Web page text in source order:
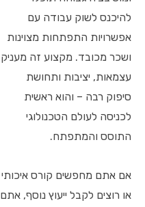
להיכנס לשוק עבודה עם
אפשרויות התפתחות מצוינות
ושכר מכובד. מקצוע זה מעניק
עצמאות, יציבות ותחושת
סיפוק רבה – והוא ראשית
לכניסה לעולם הטכנולוגי
התוסס והמתפתח.
אם אתם מחפשים קורס איכותי
או רוצים לקבל ייעוץ נוסף, אתם